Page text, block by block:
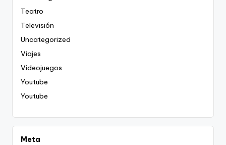
Teatro
Televisión
Uncategorized
Viajes
Videojuegos
Youtube
Youtube
Meta